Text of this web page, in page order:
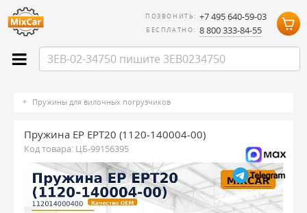
ПОЗВОНИТЬ: +7 495 640-59-03
БЕСПЛАТНО: 8 800 333-84-55
Пружины для вилочных погрузчиков
Пружина EP EPT20 (1120-140004-00)
Код товара: ЦБ-99156395